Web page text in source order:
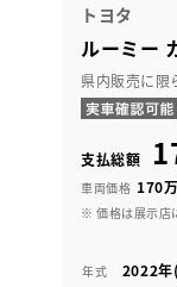
トヨタ
ルーミー
県内販売に限
支払総額
車両価格 170
※ 価格は展示店
年式 2022年